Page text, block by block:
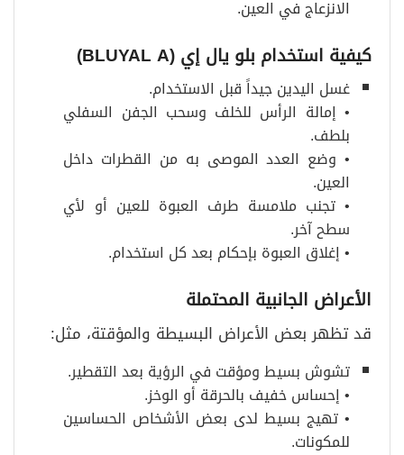
الانزعاج في العين.
كيفية استخدام بلو يال إي(BLUYAL A)
غسل اليدين جيداً قبل الاستخدام.
• إمالة الرأس للخلف وسحب الجفن السفلي
بلطف.
• وضع العدد الموصى به من القطرات داخل
العين.
• تجنب ملامسة طرف العبوة للعين أو لأي
سطح آخر.
• إغلاق العبوة بإحكام بعد كل استخدام.
الأعراض الجانبية المحتملة
قد تظهر بعض الأعراض البسيطة والمؤقتة، مثل:
تشوش بسيط ومؤقت في الرؤية بعد التقطير.
• إحساس خفيف بالحرقة أو الوخز.
• تهيج بسيط لدى بعض الأشخاص الحساسين
للمكونات.